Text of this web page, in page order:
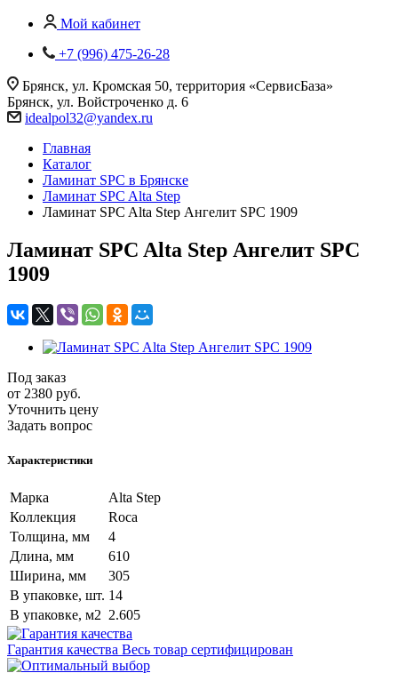
Мой кабинет
+7 (996) 475-26-28
Брянск, ул. Кромская 50, территория «СервисБаза»
Брянск, ул. Войстроченко д. 6
idealpol32@yandex.ru
Главная
Каталог
Ламинат SPC в Брянске
Ламинат SPC Alta Step
Ламинат SPC Alta Step Ангелит SPC 1909
Ламинат SPC Alta Step Ангелит SPC
1909
Под заказ
от 2380 руб.
Уточнить цену
Задать вопрос
Характеристики
Марка
Alta Step
Коллекция
Roca
Толщина, мм
4
Длина, мм
610
Ширина, мм
305
В упаковке, шт. 14
В упаковке, м2 2.605
Гарантия качества Весь товар сертифицирован